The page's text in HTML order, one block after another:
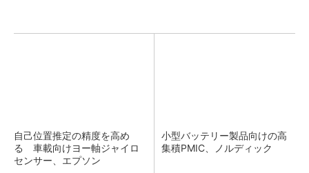
自己位置推定の精度を高め
る 車載向けヨー軸ジャイロ
センサー、エプソン
小型バッテリー製品向けの高
集積PMIC、ノルディック